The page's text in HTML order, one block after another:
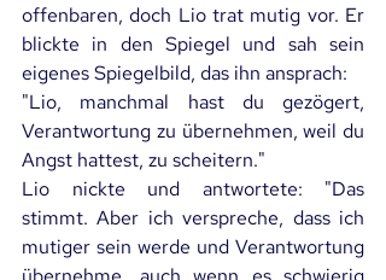
offenbaren, doch Lio trat mutig vor. Er
blickte in den Spiegel und sah sein
eigenes Spiegelbild, das ihn ansprach:
"Lio, manchmal hast du gezögert,
Verantwortung zu übernehmen, weil du
Angst hattest, zu scheitern."
Lio nickte und antwortete: "Das
stimmt. Aber ich verspreche, dass ich
mutiger sein werde und Verantwortung